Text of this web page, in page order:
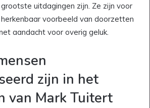
uitdagingen zijn. Ze zijn voor
voorbeeld van doorzetten
aandacht voor overig geluk.
zijn in het
van Mark Tuitert